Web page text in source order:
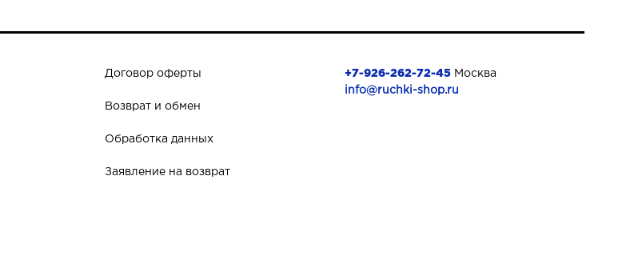
Договор оферты
Возврат и обмен
Обработка данных
Заявление на возврат
+7-926-262-72-45Москва
info@ruchki-shop.ru